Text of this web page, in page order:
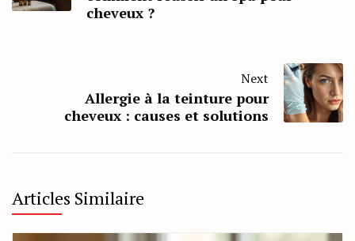
cheveux ?
Next
Allergie à la teinture pour
cheveux : causes et solutions
Articles Similaire